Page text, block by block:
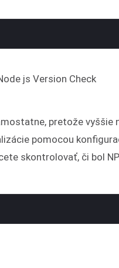
pretože vyššie
pomocou
skontrolovať, či bol